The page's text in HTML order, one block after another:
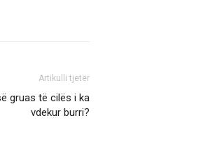
Artikulli tjetër
gruas të cilës i ka
vdekur burri?